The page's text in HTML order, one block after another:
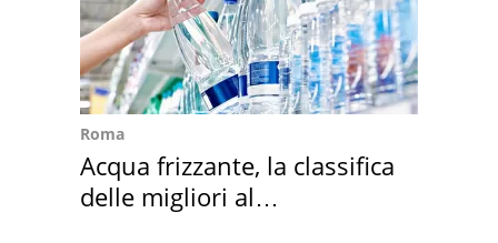
Roma
Acqua frizzante, la classifica
delle migliori al